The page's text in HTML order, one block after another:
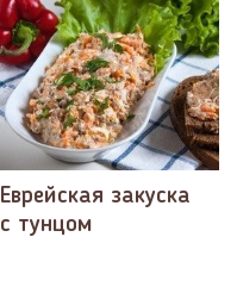
Еврейская закуска
с тунцом